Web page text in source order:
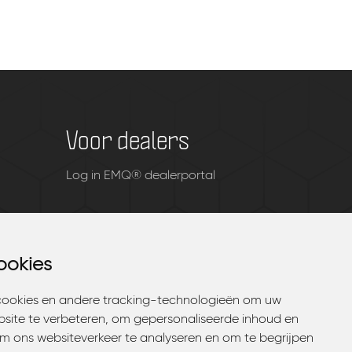
en andere tracking-technologieën om uw
te verbeteren, om gepersonaliseerde inhoud en
ons websiteverkeer te analyseren en om te begrijpen
en andere tracking-technologieën om uw
te verbeteren, om gepersonaliseerde inhoud en
ons websiteverkeer te analyseren en om te begrijpen
Voor dealers
Log in EMQ® dealerportal